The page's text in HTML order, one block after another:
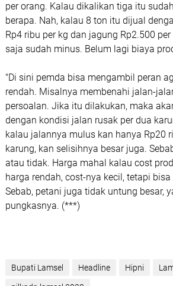
per orang. Kalau dikalikan tiga itu
berapa. Nah, kalau 8 ton itu dijual
Rp4 ribu per kg dan jagung Rp2.500
saja sudah minus. Belum lagi biaya
"Di sini pemda bisa mengambil peran
rendah. Misalnya membenahi jalan-
persoalan. Jika itu dilakukan, maka
dengan kondisi jalan rusak per dua
kalau jalannya mulus kan hanya Rp20
karung, kan selisihnya besar juga.
atau tidak. Harga mahal kalau cost
harga rendah, cost-nya kecil, tetapi
Sebab, petani juga tidak untung besar,
pungkasnya. (***)
Bupati Lamsel Headline Hipni